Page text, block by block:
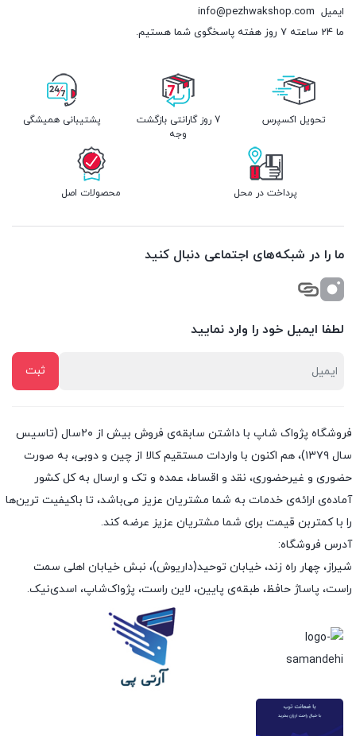
ایمیل info@pezhwakshop.com
ما 24 ساعته 7 روز هفته پاسخگوی شما هستیم.
تحویل اکسپرس
7 روز گارانتی بازگشت
وجه
پشتیبانی همیشگی
پرداخت در محل محصولات اصل
ما را در شبکه‌های اجتماعی دنبال کنید
لطفا ایمیل خود را وارد نمایید
فروشگاه پژواک شاپ با داشتن سابقه‌ی فروش بیش از ۲۰سال (تاسیس
سال ۱۳۷۹)، هم اکنون با واردات مستقیم کالا از چین و دوبی، به صورت
حضوری و غیرحضوری، نقد و اقساط، عمده و تک و ارسال به کل کشور
آماده‌ی ارائه‌ی خدمات به شما مشتریان عزیز می‌باشد، تا باکیفیت ترین‌ها
را با کمتربن قیمت برای شما مشتریان عزیز عرضه کند.
آدرس فروشگاه:
شیراز، چهار راه زند، خیابان توحید(داریوش)، نبش خیابان اهلی سمت
راست، پاساژ حافظ، طبقه‌ی پایین، لاین راست، پژواک‌شاپ، اسدی‌نیک.